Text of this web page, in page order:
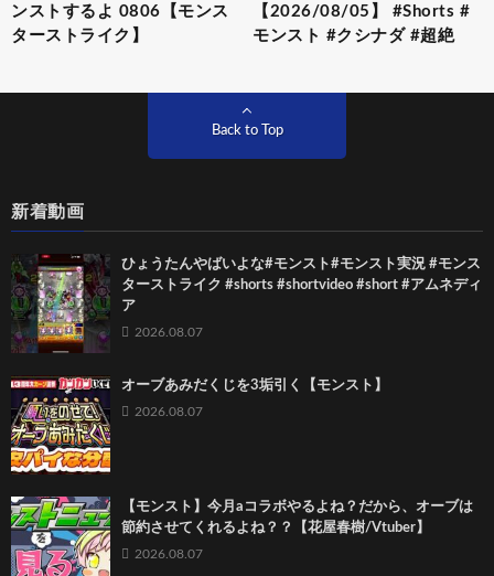
ンストするよ 0806【モンス
ターストライク】
【2026/08/05】 #Shorts #
モンスト #クシナダ #超絶
Back to Top
新着動画
ひょうたんやばいよな#モンスト#モンスト実況 #モンス
ターストライク #shorts #shortvideo #short #アムネディ
ア
2026.08.07
オーブあみだくじを3垢引く【モンスト】
2026.08.07
【モンスト】今月aコラボやるよね？だから、オーブは
節約させてくれるよね？？【花屋春樹/Vtuber】
2026.08.07